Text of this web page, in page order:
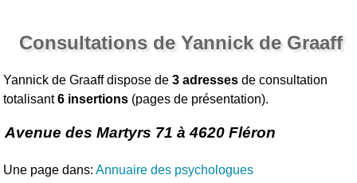
Consultations de Yannick de Graaff
Yannick de Graaff dispose de3 adresses de consultation
totalisant6 insertions (pages de présentation).
Avenue des Martyrs 71 à 4620 Fléron
Une page dans:Annuaire des psychologues